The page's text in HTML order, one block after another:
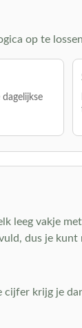
op te
leeg vakje
dus je kunt
krijg je